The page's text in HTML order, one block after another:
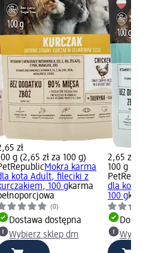
zł
g (2,65 zł za 100 g)
Mokra karma
kota Adult, fileciki z
100 gkarma
(0)
Dostawa dostępna
Wybierz sklep dm
2,65 zł
100 g
dla kota
100 g